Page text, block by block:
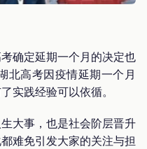
确定延期一个月的决定也
北高考因疫情延期一个月
实践经验可以依循。
大事，也是社会阶层晋升
难免引发大家的关注与担